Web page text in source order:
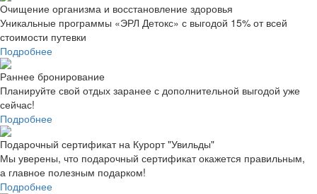
Очищение организма и восстановление здоровья
Уникальные программы «ЭРЛ Детокс» с выгодой 15% от всей
стоимости путевки
Подробнее
Раннее бронирование
Планируйте свой отдых заранее с дополнительной выгодой уже
сейчас!
Подробнее
Подарочный сертификат на Курорт "Увильды"
Мы уверены, что подарочный сертификат окажется правильным,
а главное полезным подарком!
Подробнее